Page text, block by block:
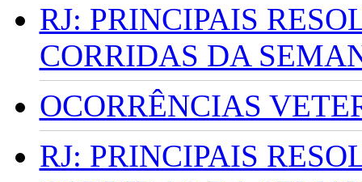
RJ: PRINCIPAIS
CORRIDAS DA
OCORRÊNCIAS
RJ: PRINCIPAIS